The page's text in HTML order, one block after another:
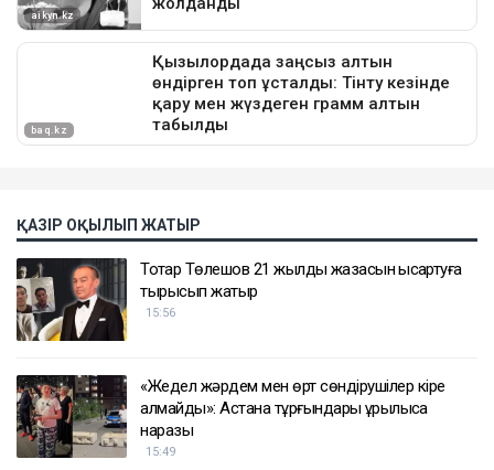
ҚАЗІР ОҚЫЛЫП ЖАТЫР
Тоқтар Төлешов 21 жылдық жазасын қысқартуға
тырысып жатыр
15:56
«Жедел жәрдем мен өрт сөндірушілер кіре
алмайды»: Астана тұрғындары құрылысқа
наразы
15:49